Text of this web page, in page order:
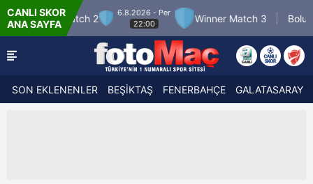
CANLI SKOR
ANA SAYFA
6.8.2026 - Per
22:00
Winner Match 3 Boluspor
7.8.2026 - Cum
21:30
SON EKLENENLER BEŞİKTAŞ FENERBAHÇE GALATASARAY